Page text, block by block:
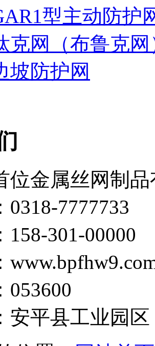
型主动防护
克网（布鲁克网
坡防护网
位金属丝网制
0318-7777733
158-301-00000
053600
安平县工业园区